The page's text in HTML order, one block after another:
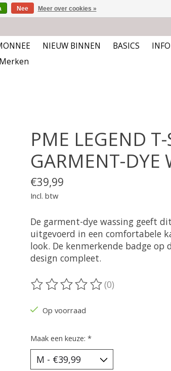
NIEUW BINNEN BASICS
Merken
PME LEGEND
GARMENT-DYE
€39,99
Incl. btw
De garment-dye wassing geeft
uitgevoerd in een comfortabele
look. De kenmerkende badge
design compleet.
De beoordeling van dit product is
(0)
Op voorraad
Maak een keuze: *
Nee Meer over cookies »